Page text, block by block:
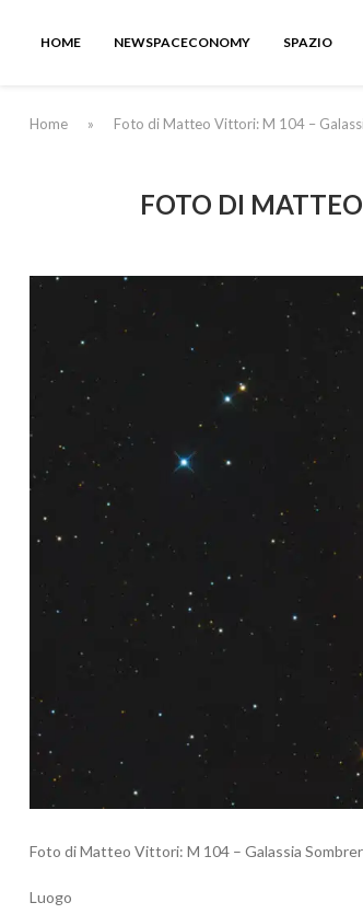
HOME NEWSPACECONOMY SPAZIO
Home » Foto di Matteo Vittori: M 104 –
FOTO DI
Foto di Matteo Vittori: M 104 – Galassia
Luogo